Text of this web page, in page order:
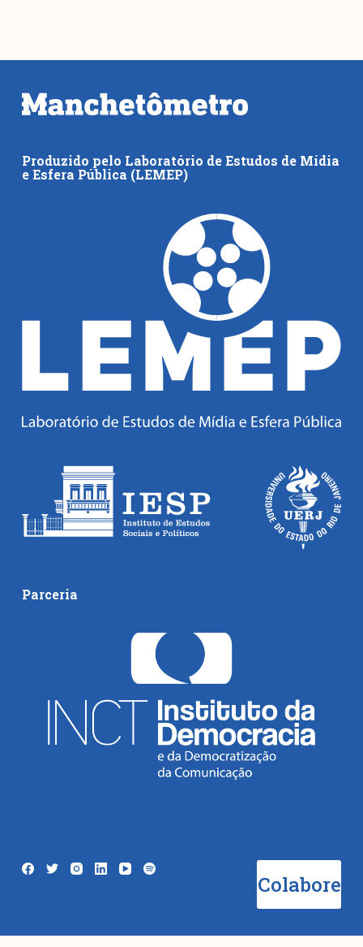
Produzido pelo Laboratório de Estudos de Mídia
e Esfera Pública (LEMEP)
Parceria
Colabore